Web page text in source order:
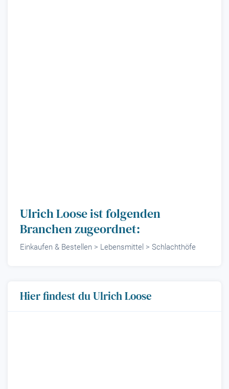
Ulrich Loose ist folgenden
Branchen zugeordnet:
Einkaufen & Bestellen > Lebensmittel > Schlachthöfe
Hier findest du Ulrich Loose